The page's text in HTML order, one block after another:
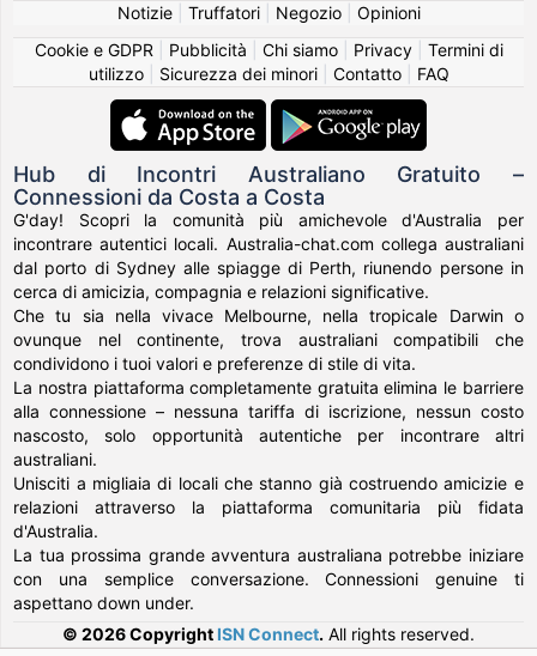
Notizie| Truffatori| Negozio| Opinioni
Cookie e GDPR
Pubblicità Chi siamo| Privacy| Termini di
utilizzo| Sicurezza dei minori| Contatto| FAQ
Hub di Incontri Australiano Gratuito –
Connessioni da Costa a Costa
G'day! Scopri la comunità più amichevole d'Australia per
incontrare autentici locali. Australia-chat.com collega australiani
dal porto di Sydney alle spiagge di Perth, riunendo persone in
cerca di amicizia, compagnia e relazioni significative.
Che tu sia nella vivace Melbourne, nella tropicale Darwin o
ovunque nel continente, trova australiani compatibili che
condividono i tuoi valori e preferenze di stile di vita.
La nostra piattaforma completamente gratuita elimina le barriere
alla connessione – nessuna tariffa di iscrizione, nessun costo
nascosto, solo opportunità autentiche per incontrare altri
australiani.
Unisciti a migliaia di locali che stanno già costruendo amicizie e
relazioni attraverso la piattaforma comunitaria più fidata
d'Australia.
La tua prossima grande avventura australiana potrebbe iniziare
con una semplice conversazione. Connessioni genuine ti
aspettano down under.
© 2026 Copyright ISN Connect. All rights reserved.